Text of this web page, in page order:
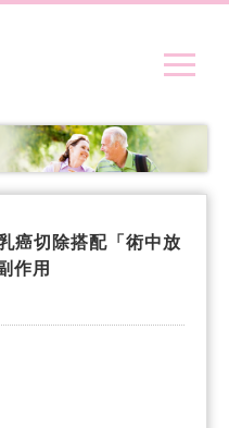
癌切除搭配「術中放
作用